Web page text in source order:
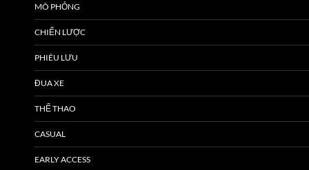
MÔ PHỎNG
CHIẾN LƯỢC
PHIÊU LƯU
ĐUA XE
THỂ THAO
CASUAL
EARLY ACCESS